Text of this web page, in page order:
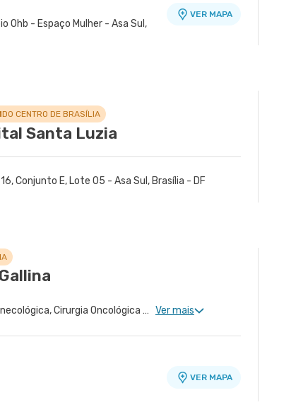
Ohb - Espaço Mulher - Asa Sul,
VER MAPA
DO CENTRO DE BRASÍLIA
Santa Luzia
Conjunto E, Lote 05 - Asa Sul, Brasília - DF
Ginecologia Clinica, Cirurgia Ginecológica, Cirurgia Oncológica Ginecológica Ver mais
VER MAPA